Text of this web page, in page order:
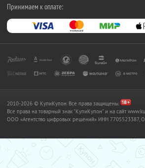
Принимаем к оплате:
2010-2026 © КупиКупон. Все права защищены.
Все права на товарный знак "КупиКупон" и на сайт
OOO «Агентство цифровых решений» ИНН 7705523387,